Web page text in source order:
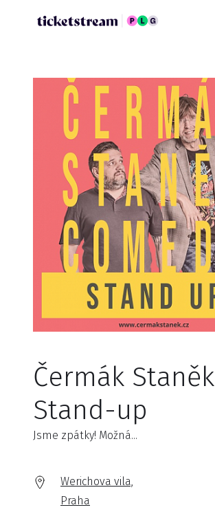
Čermák Staněk
Stand-up
Jsme zpátky! Možná...
Werichova vila,
Praha